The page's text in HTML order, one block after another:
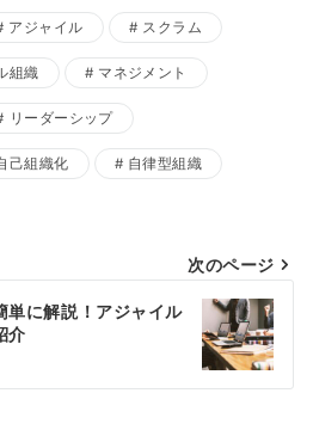
アジャイル スクラム
組織 マネジメント
リーダーシップ
己組織化 自律型組織
次のページ
単に解説！アジャイル
介